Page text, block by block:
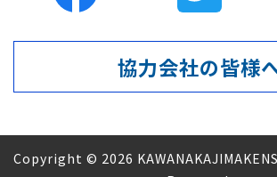
協力会社の皆様
Copyright © 2026